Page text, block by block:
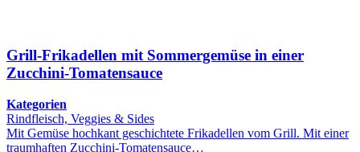
Grill-Frikadellen mit Sommergemüse in einer
Zucchini-Tomatensauce
Kategorien
Rindfleisch, Veggies & Sides
Mit Gemüse hochkant geschichtete Frikadellen vom Grill. Mit einer
traumhaften Zucchini-Tomatensauce…